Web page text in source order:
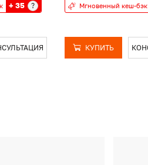
+ 35 ? Мгновенный кеш-бэк
КУПИТЬ